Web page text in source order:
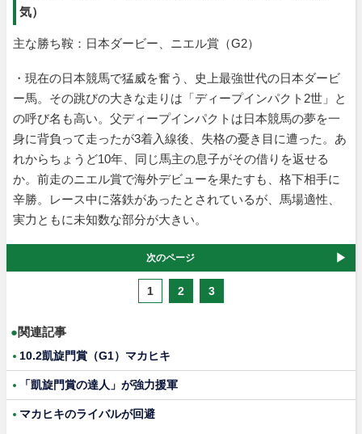
気）
主な勝ち鞍：日本ダービー、ニエル賞（G2）
・現在の日本競馬で猛威を奮う、史上最強世代の日本ダービ
ー馬。その跳びの大きな走りは「ディープインパクト2世」と
の呼び名も高い。父ディープインパクトは日本競馬の夢を一
身に背負って走ったが3着入線後、失格の憂き目に遭った。あ
れからちょうど10年、同じ馬主の息子がその借りを返せる
か。前走のニエル賞で海外デビューを果たすも、格下相手に
辛勝。レース中に落鉄があったとされているが、馬場適性、
実力ともに未知数な部分が大きい。
次のページ
1 2 3
●関連記事
10.2凱旋門賞（G1）マカヒキ
「凱旋門賞の達人」が強力援軍
マカヒキのライバルが回避